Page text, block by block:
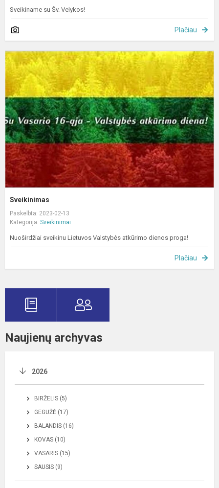
Sveikiname su Šv. Velykos!
Plačiau
Sveikinimas
Paskelbta: 2023-02-13
Kategorija: Sveikinimai
Nuoširdžiai sveikinu Lietuvos Valstybės atkūrimo dienos proga!
Plačiau
Naujienų archyvas
2026
BIRŽELIS (5)
GEGUŽĖ (17)
BALANDIS (16)
KOVAS (10)
VASARIS (15)
SAUSIS (9)